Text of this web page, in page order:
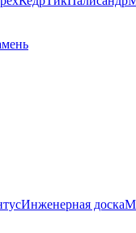
Инженерная доска